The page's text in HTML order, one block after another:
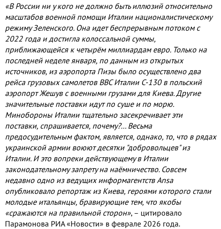
«В России ни у кого не должно быть иллюзий относительно
масштабов военной помощи Италии националистическому
режиму Зеленского. Она идет беспрерывным потоком с
2022 года и достигла колоссальной суммы,
приближающейся к четырём миллиардам евро. Только на
последней неделе января, по данным из открытых
источников, из аэропорта Пизы было осуществлено два
рейса грузовых самолетов ВВС Италии С-130 в польский
аэропорт Жешув с военными грузами для Киева.Другие
значительные поставки идут по суше и по морю.
Минобороны Италии тщательно засекречивает эти
поставки, спрашивается, почему?... Весьма
предосудительным фактом, является, однако, то, что в рядах
украинской армии воюют десятки "добровольцев"из
Италии. И это вопреки действующему в Италии
законодательному запрету на наёмничество. Совсем
недавно одно из ведущих информагентств Ansa
опубликовало репортаж из Киева, героями которого стали
молодые итальянцы, бравирующие тем, что якобы
«сражаются на правильной сторон», – цитировало
Парамонова РИА «Новости» в феврале 2026 года.